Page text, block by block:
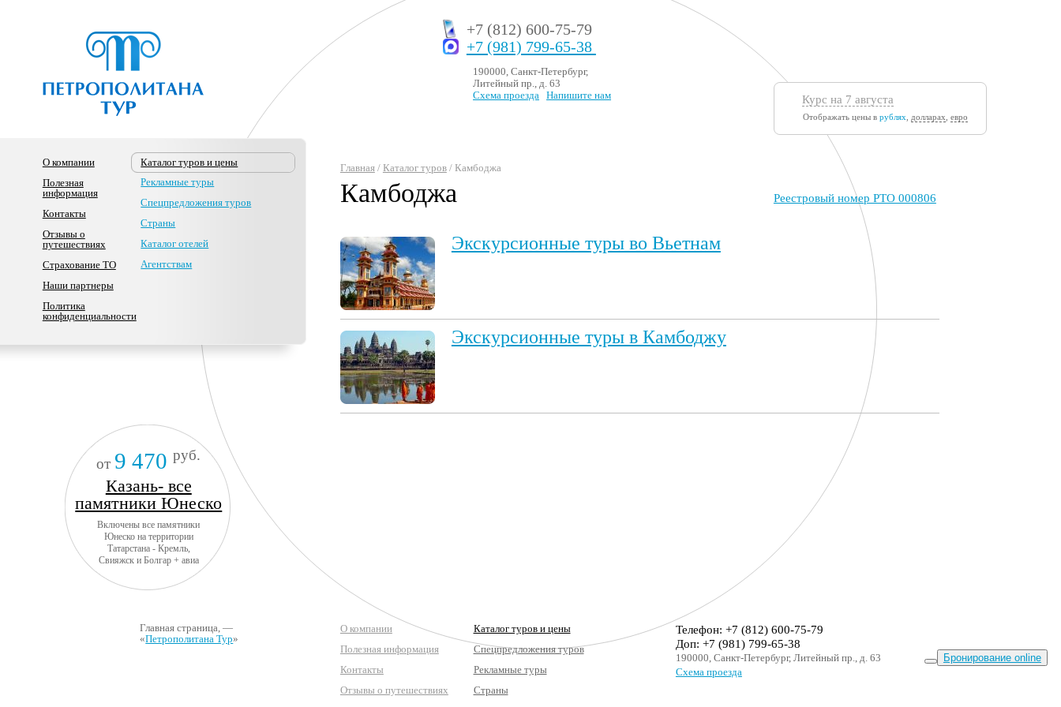
+7 (812) 600-75-79
+7 (981) 799-65-38
190000, Санкт-Петербург,
Литейный пр., д. 63
Схема проезда
Напишите нам Курс на 7 августа
Отображать цены в рублях долларах евро
О компании
Полезная
информация
Контакты
Отзывы о
путешествиях
Страхование ТО
Наши партнеры
Политика
конфиденциальности
Каталог туров и цены
Рекламные туры
Спецпредложения туров
Страны
Каталог отелей
Агентствам
от 9 470руб.
Казань- все
памятники Юнеско
Включены все памятники
Юнеско на территории
Татарстана - Кремль,
Свияжск и Болгар + авиа
Реестровый номер РТО 000806
Главная/ Каталог туров/ Камбоджа
Камбоджа
Экскурсионные туры во Вьетнам
Экскурсионные туры в Камбоджу
Главная страница, —
«Петрополитана Тур»
О компании
Полезная информация
Контакты
Отзывы о путешествиях
Каталог туров и цены
Спецпредложения туров
Рекламные туры
Страны
Телефон: +7 (812) 600-75-79
Доп: +7 (981) 799-65-38
190000, Санкт-Петербург, Литейный пр., д. 63
Схема проезда
Бронирование online